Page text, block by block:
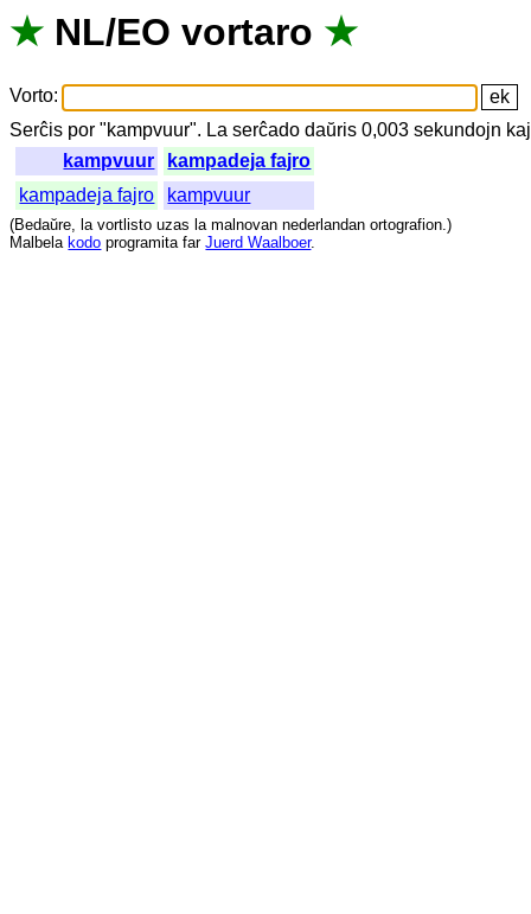
★ NL/EO vortaro ★
Vorto:
Serĉis por "kampvuur". La serĉado daŭris 0,003sekundojn kaj
kampvuur
kampadeja fajro
kampadeja fajro
kampvuur
(Bedaŭre, la vortlisto uzas la malnovan nederlandan ortografion.)
Malbela kodo programita far Juerd Waalboer.